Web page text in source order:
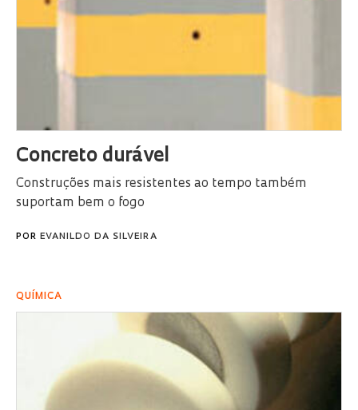
Concreto durável
Construções mais resistentes ao tempo também
suportam bem o fogo
POR EVANILDO DA SILVEIRA
QUÍMICA